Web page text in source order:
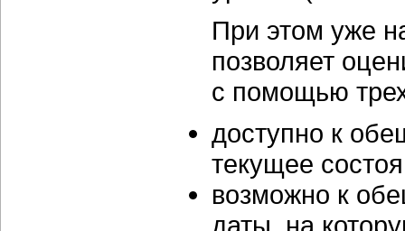
При этом уже
позволяет
с помощью
доступно к
текущее
возможно к